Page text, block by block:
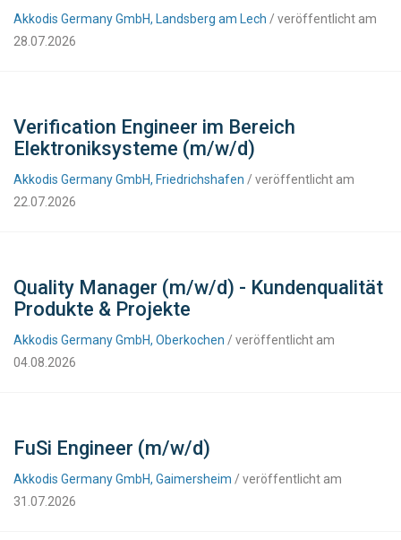
Akkodis Germany GmbH, Landsberg am Lech / veröffentlicht am
28.07.2026
Verification Engineer im Bereich
Elektroniksysteme (m/w/d)
Akkodis Germany GmbH, Friedrichshafen / veröffentlicht am
22.07.2026
Quality Manager (m/w/d) - Kundenqualität
Produkte & Projekte
Akkodis Germany GmbH, Oberkochen / veröffentlicht am
04.08.2026
FuSi Engineer (m/w/d)
Akkodis Germany GmbH, Gaimersheim / veröffentlicht am
31.07.2026